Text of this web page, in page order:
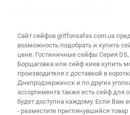
Сайт сейфов griffonsafes.com.ua
возможность подобрать и купить
цене. Гостиничные сейфы Серия
Борщаговка или сейф киев купить
производителя с доставкой в
Днепродзержинск и по других
ассортимента также есть сейф для
будет доступна каждому. Если Вам
- разместите приглянувшийся товар